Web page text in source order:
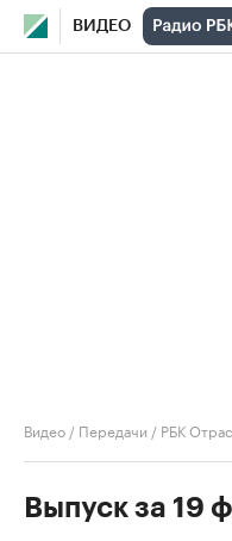
ВИДЕО
Видео / Передачи / РБК
Выпуск за 19